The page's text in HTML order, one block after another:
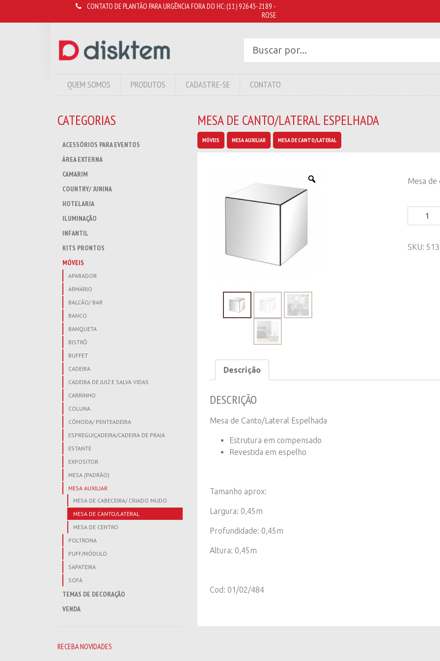
CONTATO DE PLANTÃO PARA URGÊNCIA FORA DO HC:(11) 92643-2189 -
ROSE
QUEM SOMOS PRODUTOS CADASTRE-SE CONTATO
CATEGORIAS
ACESSÓRIOS PARA EVENTOS
ÁREA EXTERNA
CAMARIM
COUNTRY/ JUNINA
HOTELARIA
ILUMINAÇÃO
INFANTIL
KITS PRONTOS
MÓVEIS
APARADOR
ARMÁRIO
BALCÃO/ BAR
BANCO
BANQUETA
BISTRÔ
BUFFET
CADEIRA
CADEIRA DE JUIZ E SALVA VIDAS
CARRINHO
COLUNA
CÔMODA/ PENTEADEIRA
ESPREGUIÇADEIRA/CADEIRA DE PRAIA
ESTANTE
EXPOSITOR
MESA (PADRÃO)
MESA AUXILIAR
MESA DE CABECEIRA/ CRIADO MUDO
MESA DE CANTO/LATERAL
MESA DE CENTRO
POLTRONA
PUFF/MÓDULO
SAPATEIRA
SOFÁ
TEMAS DE DECORAÇÃO
VENDA
RECEBA NOVIDADES
MESA DE CANTO/LATERAL ESPELHADA
MÓVEIS MESA AUXILIAR MESA DE CANTO/LATERAL
Mesa de
de
SKU:
Descrição
DESCRIÇÃO
Mesa de Canto/Lateral Espelhada
Estrutura em compensado
Revestida em espelho
Tamanho aprox:
Largura: 0,45m
Profundidade: 0,45m
Altura: 0,45m
Cod: 01/02/484